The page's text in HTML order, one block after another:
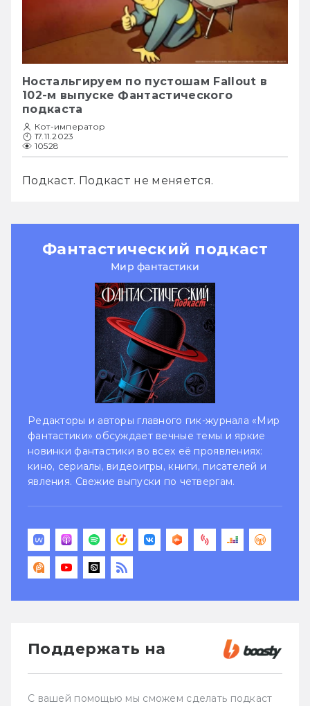
Ностальгируем по пустошам Fallout в
102-м выпуске Фантастического
подкаста
Кот-император
17.11.2023
10528
Подкаст. Подкаст не меняется.
Фантастический подкаст
Мир фантастики
Редакторы и авторы главного гик-журнала «Мир
фантастики» обсуждает вечные темы и яркие
новинки фантастики во всех её проявлениях:
кино, сериалы, видеоигры, книги, писателей и
явления. Свежие выпуски по четвергам.
Поддержать на
С вашей помощью мы сможем сделать подкаст